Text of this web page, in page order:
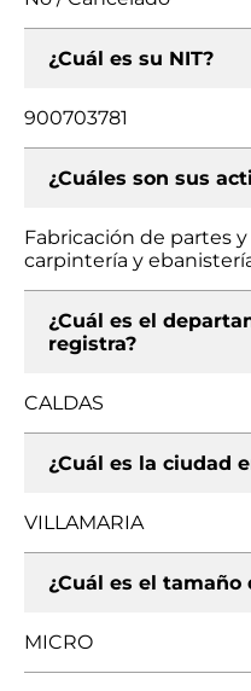
¿Cuál es su NIT?
900703781
¿Cuáles son sus
Fabricación de partes
carpintería y
¿Cuál es el
registra?
CALDAS
¿Cuál es la ciudad
VILLAMARIA
¿Cuál es el tamaño
MICRO